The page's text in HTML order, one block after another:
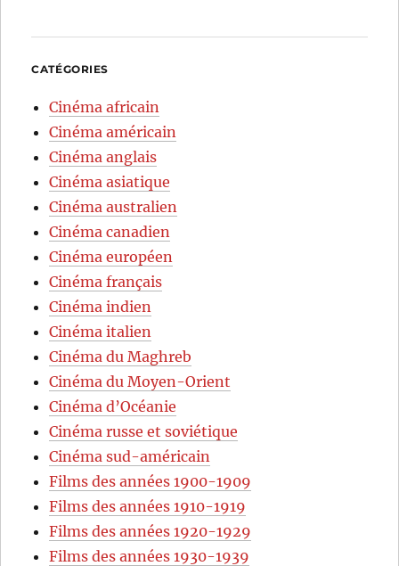
CATÉGORIES
Cinéma africain
Cinéma américain
Cinéma anglais
Cinéma asiatique
Cinéma australien
Cinéma canadien
Cinéma européen
Cinéma français
Cinéma indien
Cinéma italien
Cinéma du Maghreb
Cinéma du Moyen-Orient
Cinéma d’Océanie
Cinéma russe et soviétique
Cinéma sud-américain
Films des années 1900-1909
Films des années 1910-1919
Films des années 1920-1929
Films des années 1930-1939